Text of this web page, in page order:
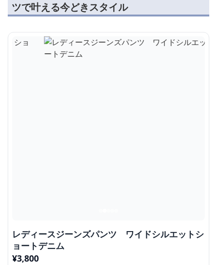
ツで叶える今どきスタイル
レディースジーンズパンツ ワイドシルエットシ
ョートデニム
¥3,800